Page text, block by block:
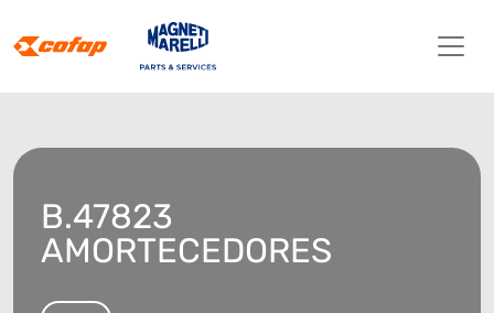
B.47823
AMORTECEDORES